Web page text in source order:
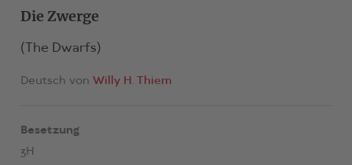
Die Zwerge
(The Dwarfs)
Deutsch von Willy H. Thiem
Besetzung
3H